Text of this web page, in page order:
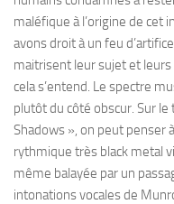
maléfique à l’origine de cet
avons droit à un feu
maitrisent leur sujet et
cela s’entend. Le spectre
plutôt du côté obscur. Sur
Shadows », on peut penser
rythmique très black metal
même balayée par un
intonations vocales de